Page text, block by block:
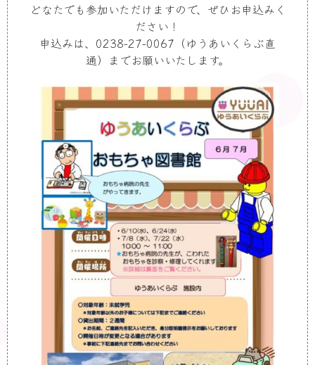
どなたでも参加いただけますので、ぜひお申込みく
ださい！
申込みは、0238-27-0067（ゆうあいくらぶ直
通）までお願いいたします。